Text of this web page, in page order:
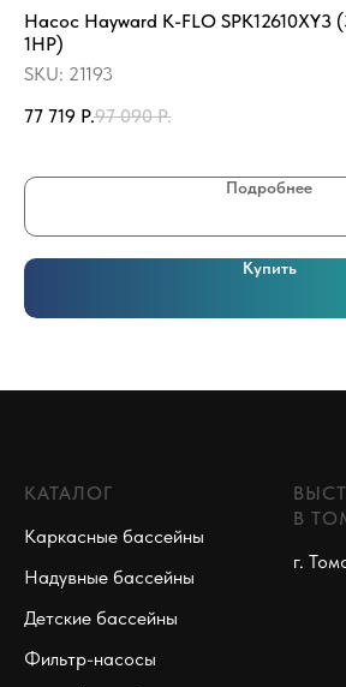
Насос Hayward K-FLO SPK12610XY3
1НР)
SKU: 21193
77 719 Р.97 090 Р.
Подробнее
Купить
КАТАЛОГ
Каркасные бассейны
Надувные бассейны
Детские бассейны
Фильтр-насосы
В
г.